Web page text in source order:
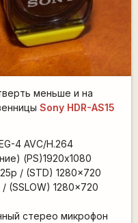
меньше и на
Sony HDR-AS15
4 AVC/H.264
(PS)1920x1080
/ (STD) 1280x720
(SSLOW) 1280x720
стерео микрофон